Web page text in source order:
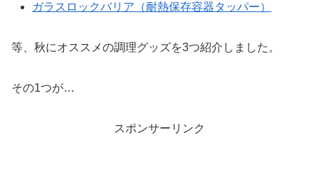
ガラスロックバリア（耐熱保存容器タッパー）
等、秋にオススメの調理グッズを3つ紹介しました。
その1つが…
スポンサーリンク